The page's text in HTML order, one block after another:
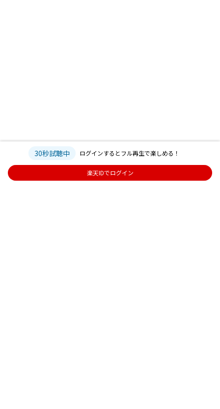
30秒試聴中 ログインするとフル再生で楽しめる！
楽天IDでログイン